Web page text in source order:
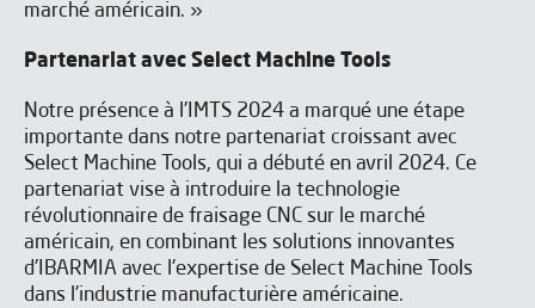
marché américain. »
Partenariat avec Select Machine Tools
Notre présence à l'IMTS 2024 a marqué une étape
importante dans notre partenariat croissant avec
Select Machine Tools, qui a débuté en avril 2024. Ce
partenariat vise à introduire la technologie
révolutionnaire de fraisage CNC sur le marché
américain, en combinant les solutions innovantes
d'IBARMIA avec l'expertise de Select Machine Tools
dans l'industrie manufacturière américaine.
CATALOGUE SÉRIE T
Vous voulez en savoir plus
sur nos SOLUTIONS ?
Soumettez le formulaire et nous vous
contacterons pour fixer un rendez-
vous au salon !